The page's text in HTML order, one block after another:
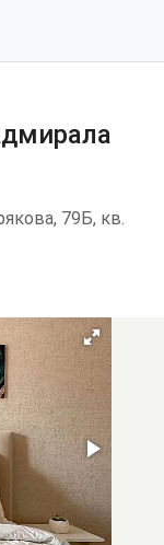
79Б, кв.